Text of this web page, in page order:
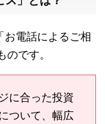
電話によるご相
です。
に合った投資
ついて、幅広